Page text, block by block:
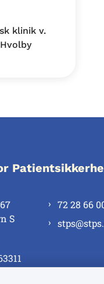
klinik v.
S
72 28 66